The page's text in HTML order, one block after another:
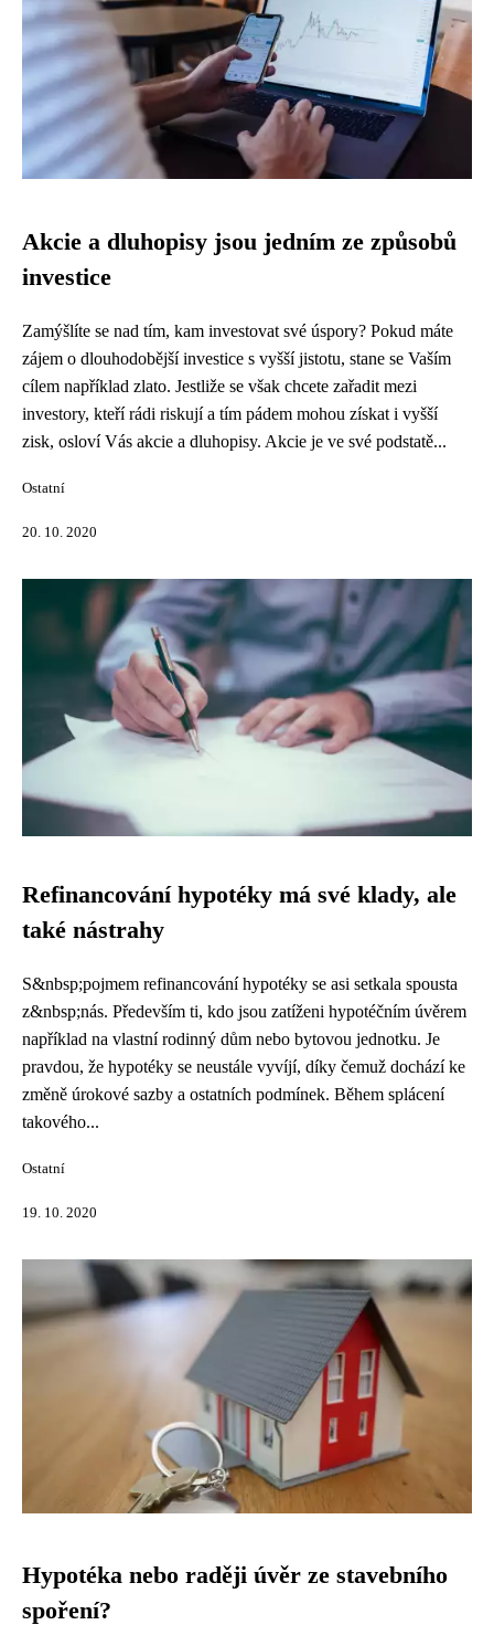
Akcie a dluhopisy jsou jedním ze způsobů
investice
Zamýšlíte se nad tím, kam investovat své úspory? Pokud máte
zájem o dlouhodobější investice s vyšší jistotu, stane se Vaším
cílem například zlato. Jestliže se však chcete zařadit mezi
investory, kteří rádi riskují a tím pádem mohou získat i vyšší
zisk, osloví Vás akcie a dluhopisy. Akcie je ve své podstatě...
Ostatní
20. 10. 2020
Refinancování hypotéky má své klady, ale
také nástrahy
S&nbsp;pojmem refinancování hypotéky se asi setkala spousta
z&nbsp;nás. Především ti, kdo jsou zatíženi hypotéčním úvěrem
například na vlastní rodinný dům nebo bytovou jednotku. Je
pravdou, že hypotéky se neustále vyvíjí, díky čemuž dochází ke
změně úrokové sazby a ostatních podmínek. Během splácení
takového...
Ostatní
19. 10. 2020
Hypotéka nebo raději úvěr ze stavebního
spoření?